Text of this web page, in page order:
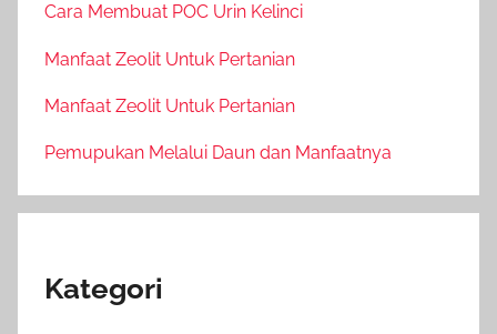
Cara Membuat POC Urin Kelinci
Manfaat Zeolit Untuk Pertanian
Manfaat Zeolit Untuk Pertanian
Pemupukan Melalui Daun dan Manfaatnya
Kategori